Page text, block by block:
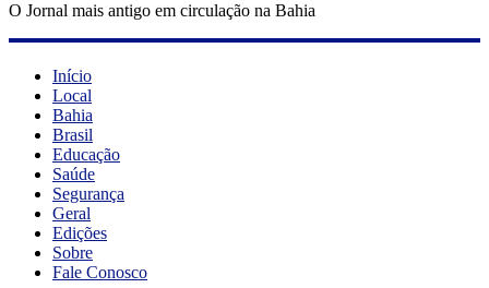
O Jornal mais antigo em circulação na Bahia
Início
Local
Bahia
Brasil
Educação
Saúde
Segurança
Geral
Edições
Sobre
Fale Conosco